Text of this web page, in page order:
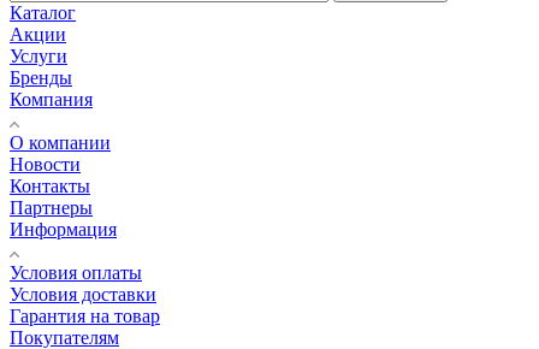
Каталог
Акции
Услуги
Бренды
Компания
О компании
Новости
Контакты
Партнеры
Информация
Условия оплаты
Условия доставки
Гарантия на товар
Покупателям